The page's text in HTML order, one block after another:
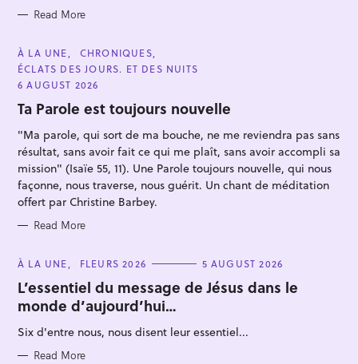
Read More
C
A
T
E
G
O
R
E
À LA UNE
CHRONIQUES
ÉCLATS DES JOURS. ET DES NUITS
6 AUGUST 2026
Ta Parole est toujours nouvelle
"Ma parole, qui sort de ma bouche, ne me reviendra pas sans
résultat, sans avoir fait ce qui me plaît, sans avoir accompli sa
mission" (Isaïe 55, 11). Une Parole toujours nouvelle, qui nous
façonne, nous traverse, nous guérit. Un chant de méditation
offert par Christine Barbey.
Read More
C
T
E
G
O
R
I
S
À LA UNE FLEURS 2026 5 AUGUST 2026
L’essentiel du message de Jésus dans le
monde d’aujourd’hui…
Six d'entre nous, nous disent leur essentiel...
Read More